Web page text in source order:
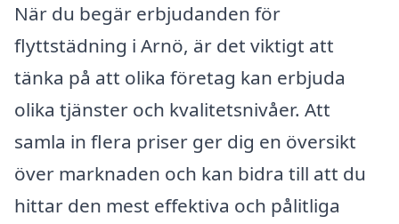
När du begär erbjudanden för
flyttstädning i Arnö, är det viktigt att
tänka på att olika företag kan erbjuda
olika tjänster och kvalitetsnivåer. Att
samla in flera priser ger dig en översikt
över marknaden och kan bidra till att du
hittar den mest effektiva och pålitliga